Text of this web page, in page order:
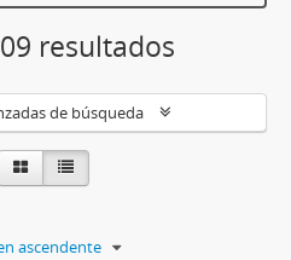
resultados
de búsqueda
ascendente